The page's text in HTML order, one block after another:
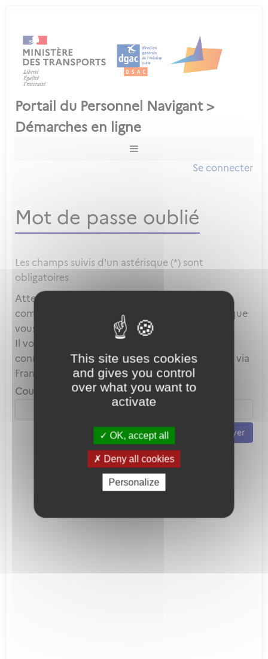
This site uses cookies
and gives you control
over what you want to
activate
OK, accept all
Deny all cookies
Personalize
Se connecter
Mot de passe oublié
Les champs suivis d'un astérisque (*) sont
obligatoires
Attention, ce mot de passe est celui de votre
compte local et en aucun cas celui du compte que
vous utilisez au travers de FranceConnect.
Il vous servira uniquement lorsque vous vous
connecterez avec votre adresse mail plutôt que via
FranceConnect.
Courriel *
Envoyer